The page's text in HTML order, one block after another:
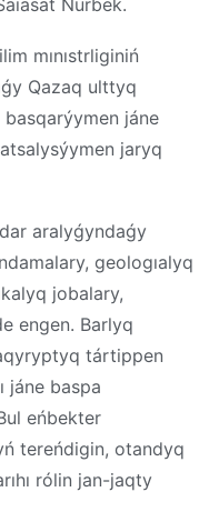
mınıstrliginiń
Qazaq ulttyq
basqarýymen jáne
jaryq
aralyǵyndaǵy
geologıalyq
jobalary,
engen. Barlyq
tártippen
jáne baspa
eńbekter
tereńdigin, otandyq
rólin jan-jaqty